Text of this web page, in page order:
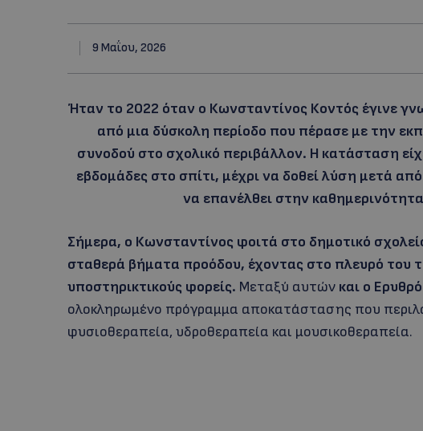
9 Μαΐου, 2026
Ήταν το 2022 όταν ο Κωνσταντίνος Κοντός έγινε
από μια δύσκολη περίοδο που πέρασε με την
συνοδού στο σχολικό περιβάλλον. Η κατάσταση
εβδομάδες στο σπίτι, μέχρι να δοθεί λύση μετά
να επανέλθει στην
Σήμερα, ο Κωνσταντίνος φοιτά στο δημοτικό
σταθερά βήματα προόδου, έχοντας στο πλευρό του
υποστηρικτικούς φορείς. Μεταξύ αυτών και ο
ολοκληρωμένο πρόγραμμα αποκατάστασης που
φυσιοθεραπεία, υδροθεραπεία και μουσικοθεραπεία.